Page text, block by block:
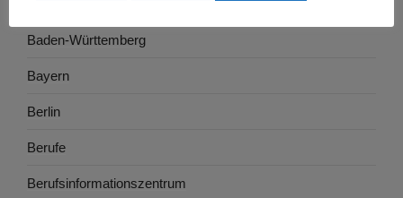
Ausbildung
Baden-Württemberg
Bayern
Berlin
Berufe
Berufsinformationszentrum